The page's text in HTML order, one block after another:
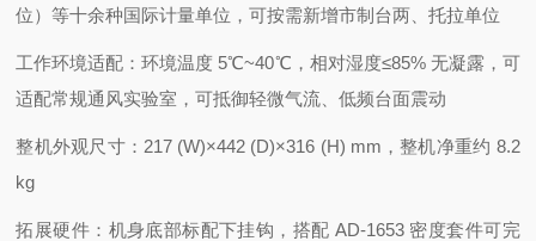
位）等十余种国际计量单位，可按需新增市制台两、托拉单位
工作环境适配：环境温度 5℃~40℃，相对湿度≤85% 无凝露，可
适配常规通风实验室，可抵御轻微气流、低频台面震动
整机外观尺寸：217 (W)×442 (D)×316 (H) mm，整机净重约 8.2
kg
拓展硬件：机身底部标配下挂钩，搭配 AD-1653 密度套件可完